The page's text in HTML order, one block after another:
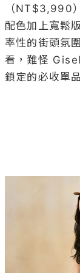
（NT$3,990
配色加上寬鬆
率性的街頭氛
看，難怪
鎖定的必收單